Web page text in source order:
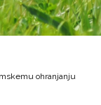
ohranjanju